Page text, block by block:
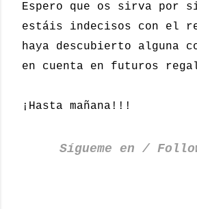
Espero que os sirva por
estáis indecisos con el
haya descubierto alguna
en cuenta en futuros
¡Hasta mañana!!!
Sígueme en /